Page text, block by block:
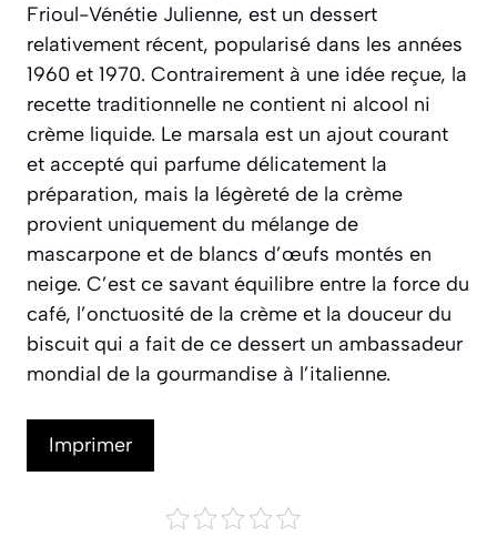
Frioul-Vénétie Julienne, est un dessert
relativement récent, popularisé dans les années
1960 et 1970. Contrairement à une idée reçue, la
recette traditionnelle ne contient ni alcool ni
crème liquide. Le marsala est un ajout courant
et accepté qui parfume délicatement la
préparation, mais la légèreté de la crème
provient uniquement du mélange de
mascarpone et de blancs d’œufs montés en
neige. C’est ce savant équilibre entre la force du
café, l’onctuosité de la crème et la douceur du
biscuit qui a fait de ce dessert un ambassadeur
mondial de la gourmandise à l’italienne.
Imprimer